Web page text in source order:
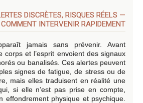
DISCRÈTES, RISQUES RÉELS —
COMMENT INTERVENIR RAPIDEMENT
jamais sans prévenir. Avant
corps et l’esprit envoient des signaux
ou banalisés. Ces alertes peuvent
signes de fatigue, de stress ou de
mais elles traduisent en réalité une
si elle n’est pas prise en compte,
effondrement physique et psychique.